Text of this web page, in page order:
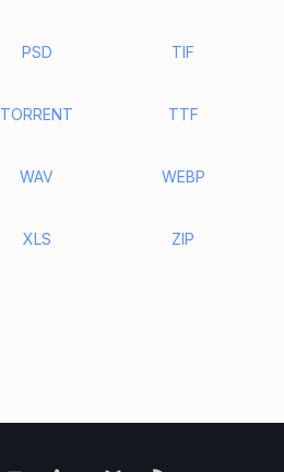
PSD TIF
TORRENT TTF
WAV WEBP
XLS ZIP